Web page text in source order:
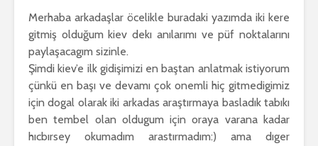
Merhaba arkadaşlar öcelikle buradaki yazımda iki kere
gitmiş olduğum kiev dekı anılarımı ve püf noktalarını
paylaşacagım sizinle.
Şimdi kiev’e ilk gidişimizi en baştan anlatmak istiyorum
çünkü en başı ve devamı çok onemli hiç gitmedigimiz
için dogal olarak iki arkadas araştırmaya basladık tabıkı
ben tembel olan oldugum için oraya varana kadar
hıcbırsey okumadım arastırmadım:) ama dıger